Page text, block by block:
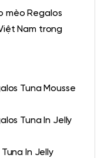
mèo Regalos
Nam trong
Tuna Mousse
Tuna In Jelly
In Jelly